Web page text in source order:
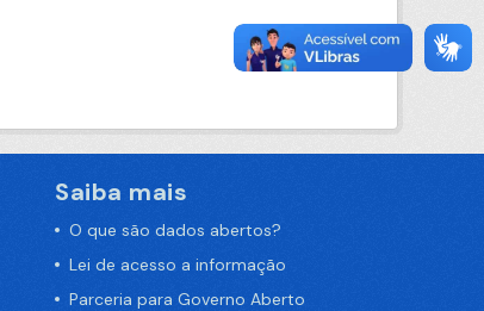
Saiba mais
O que são dados abertos?
Lei de acesso a informação
Parceria para Governo Aberto